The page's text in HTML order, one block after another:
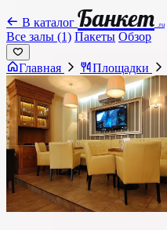
В каталог Банкет .ru
Все залы (1) Пакеты Обзор
Главная Площадки